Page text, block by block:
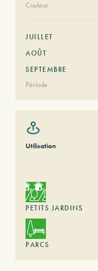
Couleur
JUILLET
AOÛT
SEPTEMBRE
Période
Utilisation
PETITS JARDINS
PARCS